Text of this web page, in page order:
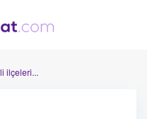
ilçeleri...